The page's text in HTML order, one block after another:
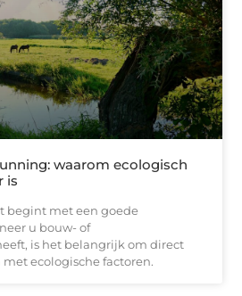
waarom ecologisch
is
begint met een goede
u bouw- of
is het belangrijk om direct
ecologische factoren.